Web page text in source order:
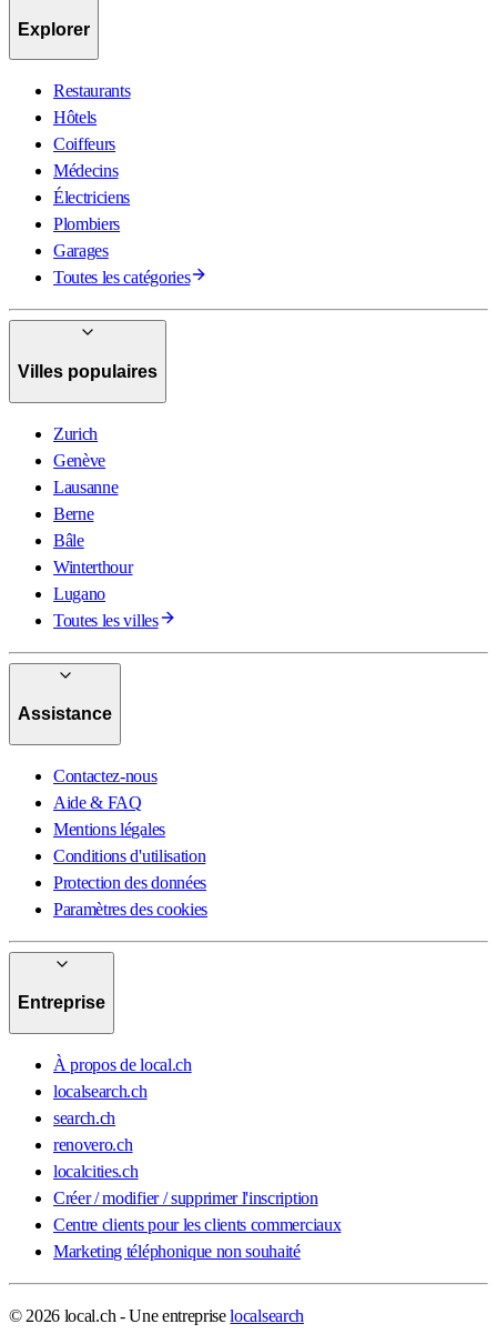
Explorer
Restaurants
Hôtels
Coiffeurs
Médecins
Électriciens
Plombiers
Garages
Toutes les catégories
Villes populaires
Zurich
Genève
Lausanne
Berne
Bâle
Winterthour
Lugano
Toutes les villes
Assistance
Contactez-nous
Aide & FAQ
Mentions légales
Conditions d'utilisation
Protection des données
Paramètres des cookies
Entreprise
À propos de local.ch
localsearch.ch
search.ch
renovero.ch
localcities.ch
Créer / modifier / supprimer l'inscription
Centre clients pour les clients commerciaux
Marketing téléphonique non souhaité
© 2026 local.ch - Une entrepriselocalsearch